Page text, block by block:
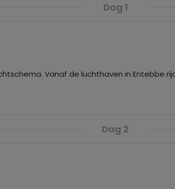
Dag 1
Vanaf de luchthaven in Entebbe
Dag 2